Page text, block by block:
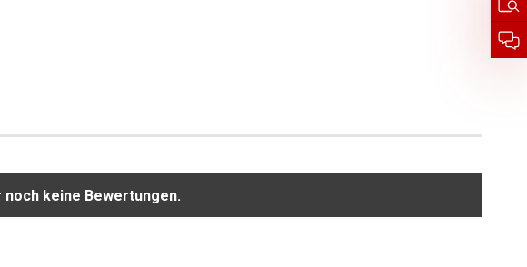
keine Bewertungen.